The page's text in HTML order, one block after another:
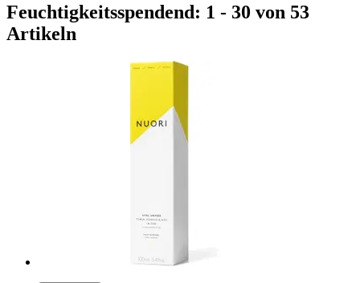
Feuchtigkeitsspendend: 1 - 30 von 53
Artikeln